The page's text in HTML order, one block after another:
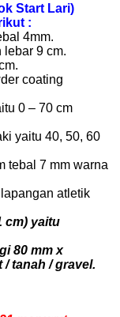
Start Lari)
:
4mm.
lebar 9 cm.
coating
0 – 70 cm
yaitu 40, 50, 60
tebal 7 mm warna
atletik
cm) yaitu
80 mm x
tanah / gravel.